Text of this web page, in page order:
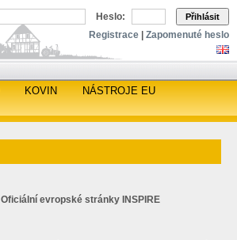
Heslo: Přihlásit
Registrace Zapomenuté heslo
KOVIN
NÁSTROJE EU
Oficiální evropské stránky INSPIRE